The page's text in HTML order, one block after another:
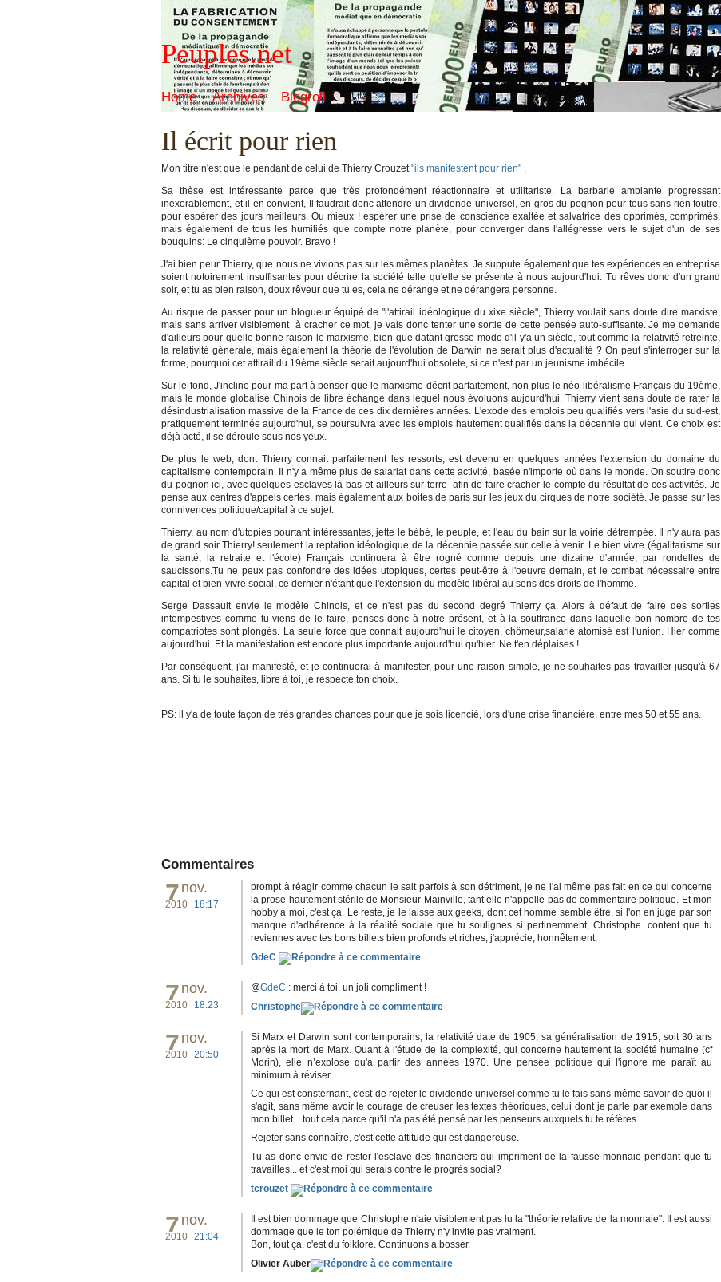
Peuples.net
Home Archives Blogroll
Il écrit pour rien
Mon titre n'est que le pendant de celui de Thierry Crouzet"ils manifestent pour rien" .
Sa thèse est intéressante parce que très profondément réactionnaire et utilitariste. La barbarie ambiante progressant
inexorablement, et il en convient, Il faudrait donc attendre un dividende universel, en gros du pognon pour tous sans rien foutre,
pour espérer des jours meilleurs. Ou mieux ! espérer une prise de conscience exaltée et salvatrice des opprimés, comprimés,
mais également de tous les humiliés que compte notre planète, pour converger dans l'allégresse vers le sujet d'un de ses
bouquins: Le cinquième pouvoir. Bravo !
J'ai bien peur Thierry, que nous ne vivions pas sur les mêmes planètes. Je suppute également que tes expériences en entreprise
soient notoirement insuffisantes pour décrire la société telle qu'elle se présente à nous aujourd'hui. Tu rêves donc d'un grand
soir, et tu as bien raison, doux rêveur que tu es, cela ne dérange et ne dérangera personne.
Au risque de passer pour un blogueur équipé de "l'atti­rail idéo­lo­gique du xixe siècle", Thierry voulait sans doute dire marxiste,
mais sans arriver visiblement à cracher ce mot, je vais donc tenter une sortie de cette pensée auto-suffisante. Je me demande
d'ailleurs pour quelle bonne raison le marxisme, bien que datant grosso-modo d'il y'a un siècle, tout comme la relativité retreinte,
la relativité générale, mais également la théorie de l'évolution de Darwin ne serait plus d'actualité ? On peut s'interroger sur la
forme, pourquoi cet attirail du 19ème siècle serait aujourd'hui obsolete, si ce n'est par un jeunisme imbécile.
Sur le fond, J'incline pour ma part à penser que le marxisme décrit parfaitement, non plus le néo-libéralisme Français du 19ème,
mais le monde globalisé Chinois de libre échange dans lequel nous évoluons aujourd'hui. Thierry vient sans doute de rater la
désindustrialisation massive de la France de ces dix dernières années. L'exode des emplois peu qualifiés vers l'asie du sud-est,
pratiquement terminée aujourd'hui, se poursuivra avec les emplois hautement qualifiés dans la décennie qui vient. Ce choix est
déjà acté, il se déroule sous nos yeux.
De plus le web, dont Thierry connait parfaitement les ressorts, est devenu en quelques années l'extension du domaine du
capitalisme contemporain. Il n'y a même plus de salariat dans cette activité, basée n'importe où dans le monde. On soutire donc
du pognon ici, avec quelques esclaves là-bas et ailleurs sur terre afin de faire cracher le compte du résultat de ces activités. Je
pense aux centres d'appels certes, mais également aux boites de paris sur les jeux du cirques de notre société. Je passe sur les
connivences politique/capital à ce sujet.
Thierry, au nom d'utopies pourtant intéressantes, jette le bébé, le peuple, et l'eau du bain sur la voirie détrempée. Il n'y aura pas
de grand soir Thierry! seulement la reptation idéologique de la décennie passée sur celle à venir. Le bien vivre (égalitarisme sur
la santé, la retraite et l'école) Français continuera à être rogné comme depuis une dizaine d'année, par rondelles de
saucissons.Tu ne peux pas confondre des idées utopiques, certes peut-être à l'oeuvre demain, et le combat nécessaire entre
capital et bien-vivre social, ce dernier n'étant que l'extension du modèle libéral au sens des droits de l'homme.
Serge Dassault envie le modèle Chinois, et ce n'est pas du second degré Thierry ça. Alors à défaut de faire des sorties
intempestives comme tu viens de le faire, penses donc à notre présent, et à la souffrance dans laquelle bon nombre de tes
compatriotes sont plongés. La seule force que connait aujourd'hui le citoyen, chômeur,salarié atomisé est l'union. Hier comme
aujourd'hui. Et la manifestation est encore plus importante aujourd'hui qu'hier. Ne t'en déplaises !
Par conséquent, j'ai manifesté, et je continuerai à manifester, pour une raison simple, je ne souhaites pas travailler jusqu'à 67
ans. Si tu le souhaites, libre à toi, je respecte ton choix.
PS: il y'a de toute façon de très grandes chances pour que je sois licencié, lors d'une crise financière, entre mes 50 et 55 ans.
Commentaires
7nov.
2010 18:17
prompt à réagir comme chacun le sait parfois à son détriment, je ne l'ai même pas fait en ce qui concerne
la prose hautement stérile de Monsieur Mainville, tant elle n'appelle pas de commentaire politique. Et mon
hobby à moi, c'est ça. Le reste, je le laisse aux geeks, dont cet homme semble être, si l'on en juge par son
manque d'adhérence à la réalité sociale que tu soulignes si pertinemment, Christophe. content que tu
reviennes avec tes bons billets bien profonds et riches, j'apprécie, honnêtement.
GdeC
7nov.
2010 18:23
@GdeC : merci à toi, un joli compliment !
Christophe
7nov.
2010 20:50
Si Marx et Darwin sont contemporains, la relativité date de 1905, sa généralisation de 1915, soit 30 ans
après la mort de Marx. Quant à l'étude de la complexité, qui concerne hautement la société humaine (cf
Morin), elle n’explose qu'à partir des années 1970. Une pensée politique qui l'ignore me paraît au
minimum à réviser.
Ce qui est consternant, c'est de rejeter le dividende universel comme tu le fais sans même savoir de quoi il
s'agit, sans même avoir le courage de creuser les textes théoriques, celui dont je parle par exemple dans
mon billet... tout cela parce qu'il n'a pas été pensé par les penseurs auxquels tu te réfères.
Rejeter sans connaître, c'est cette attitude qui est dangereuse.
Tu as donc envie de rester l'esclave des financiers qui impriment de la fausse monnaie pendant que tu
travailles... et c'est moi qui serais contre le progrès social?
tcrouzet
7nov.
2010 21:04
Il est bien dommage que Christophe n'aie visiblement pas lu la "théorie relative de la monnaie". Il est aussi
dommage que le ton polémique de Thierry n'y invite pas vraiment.
Bon, tout ça, c'est du folklore. Continuons à bosser.
Olivier Auber